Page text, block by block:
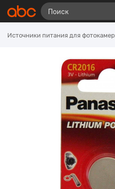
Источники питания для фотокамер